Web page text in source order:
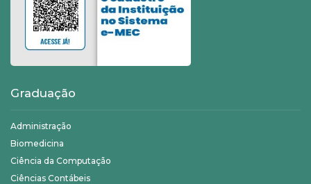
Graduação
Administração
Biomedicina
Ciência da Computação
Ciências Contábeis